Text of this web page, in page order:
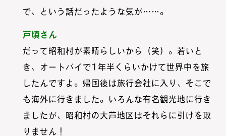
で、という話だったような気が……。
戸頃さん
だって昭和村が素晴らしいから（笑）。若いと
き、オートバイで1年半くらいかけて世界中を旅
したんですよ。帰国後は旅行会社に入り、そこで
も海外に行きました。いろんな有名観光地に行き
ましたが、昭和村の大芦地区はそれらに引けを取
りません！